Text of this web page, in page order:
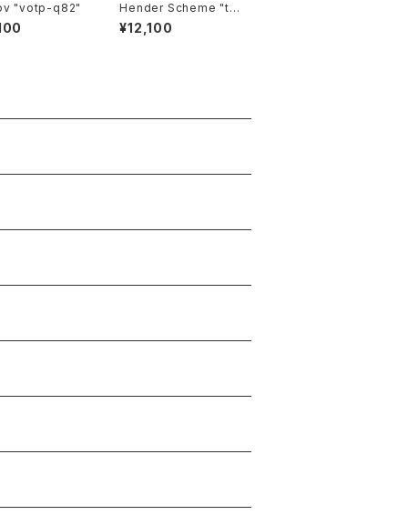
voaaov "votp-q82"
Hender Scheme "tai
l belt"
¥12,100